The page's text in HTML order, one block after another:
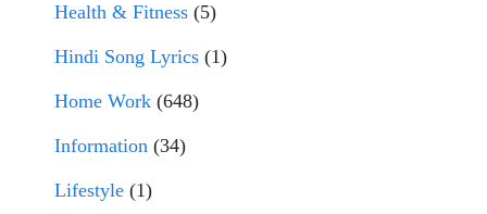
Health & Fitness (5)
Hindi Song Lyrics (1)
Home Work (648)
Information (34)
Lifestyle (1)